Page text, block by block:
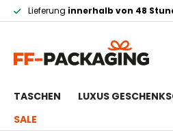
Lieferung innerhalb von 48
TASCHEN LUXUS
SALE